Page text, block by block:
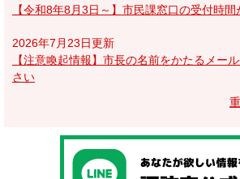
【令和8年8月3日～】市民課窓口の受付時
2026年7月23日更新
【注意喚起情報】市長の名前をかたるメー
さい